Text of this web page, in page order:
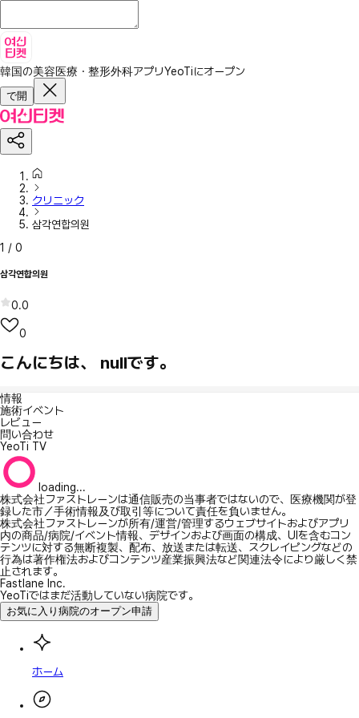
韓国の美容医療・整形外科アプリYeoTiにオープン
で開
クリニック
삼각연합의원
1 / 0
삼각연합의원
0.0
0
こんにちは、 nullです。
情報
施術イベント
レビュー
問い合わせ
YeoTi TV
loading...
株式会社ファストレーンは通信販売の当事者ではないので、医療機関が登
録した市／手術情報及び取引等について責任を負いません。
株式会社ファストレーンが所有/運営/管理するウェブサイトおよびアプリ
内の商品/病院/イベント情報、デザインおよび画面の構成、UIを含むコン
テンツに対する無断複製、配布、放送または転送、スクレイピングなどの
行為は著作権法およびコンテンツ産業振興法など関連法令により厳しく禁
止されます。
Fastlane Inc.
YeoTiではまだ活動していない病院です。
お気に入り病院のオープン申請
ホーム